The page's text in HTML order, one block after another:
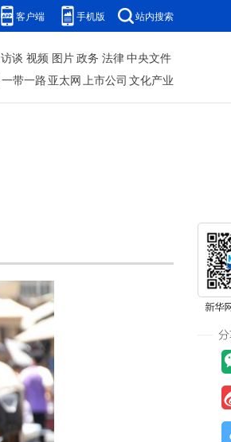
客户端 手机版 站内搜索
访谈 视频 图片政务 法律中央文件
一带一路 亚太网上市公司 文化产业